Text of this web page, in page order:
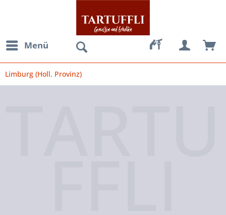
Menü
Limburg (Holl. Provinz)